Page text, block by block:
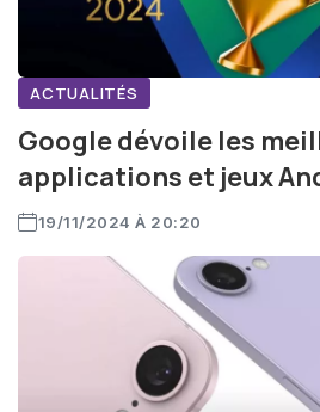
ACTUALITÉS
Google dévoile les
applications et jeux
19/11/2024 À 20:20